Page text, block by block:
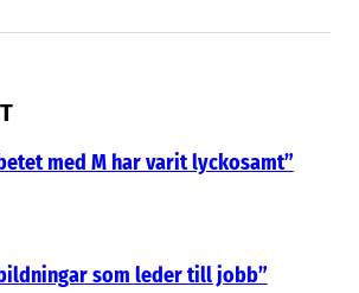
med M har varit lyckosamt”
som leder till jobb”